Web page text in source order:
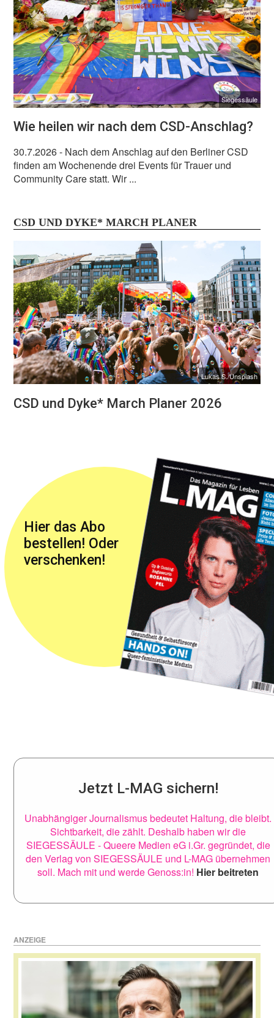
Siegessäule
Wie heilen wir nach dem CSD-Anschlag?
30.7.2026- Nach dem Anschlag auf den Berliner CSD
finden am Wochenende drei Events für Trauer und
Community Care statt. Wir ...
CSD UND DYKE* MARCH PLANER
Lukas S./Unsplash
CSD und Dyke* March Planer 2026
Hier das Abo
bestellen! Oder
verschenken!
Jetzt L-MAG sichern!
Unabhängiger Journalismus bedeutet Haltung, die bleibt.
Sichtbarkeit, die zählt. Deshalb haben wir die
SIEGESSÄULE - Queere Medien eG i.Gr. gegründet, die
den Verlag von SIEGESSÄULE und L-MAG übernehmen
soll. Mach mit und werde Genoss:in! Hier beitreten
ANZEIGE